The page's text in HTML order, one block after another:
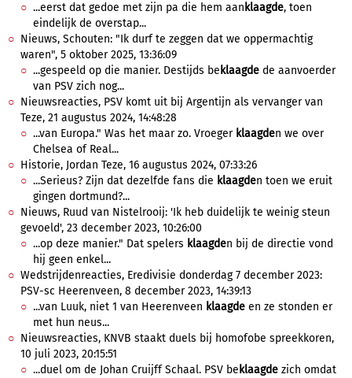
...eerst dat gedoe met zijn pa die hem aan klaagde, toen
eindelijk de overstap...
Nieuws, Schouten: "Ik durf te zeggen dat we oppermachtig
waren", 5 oktober 2025, 13:36:09
...gespeeld op die manier. Destijds be klaagde de aanvoerder
van PSV zich nog...
Nieuwsreacties, PSV komt uit bij Argentijn als vervanger van
Teze, 21 augustus 2024, 14:48:28
...van Europa." Was het maar zo. Vroeger klaagden we over
Chelsea of Real...
Historie, Jordan Teze, 16 augustus 2024, 07:33:26
...Serieus? Zijn dat dezelfde fans die klaagden toen we eruit
gingen dortmund?...
Nieuws, Ruud van Nistelrooij: 'Ik heb duidelijk te weinig steun
gevoeld', 23 december 2023, 10:26:00
...op deze manier." Dat spelers klaagden bij de directie vond
hij geen enkel...
Wedstrijdenreacties, Eredivisie donderdag 7 december 2023:
PSV-sc Heerenveen, 8 december 2023, 14:39:13
...van Luuk, niet 1 van Heerenveen klaagde en ze stonden er
met hun neus...
Nieuwsreacties, KNVB staakt duels bij homofobe spreekkoren,
10 juli 2023, 20:15:51
...duel om de Johan Cruijff Schaal. PSV be klaagde zich omdat